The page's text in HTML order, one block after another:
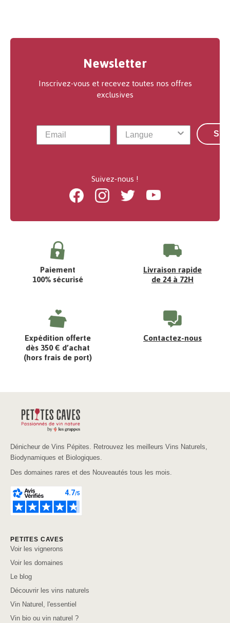
Newsletter
Inscrivez-vous et recevez toutes nos offres
exclusives
Suivez-nous !
FacebookInstagramTwitter Youtube
Paiement
100% sécurisé
Livraison rapide
de 24 à 72H
Expédition offerte
dès 350 € d’achat
(hors frais de port)
Contactez-nous
Dénicheur de Vins Pépites. Retrouvez les meilleurs Vins Naturels,
Biodynamiques et Biologiques.
Des domaines rares et des Nouveautés tous les mois.
PETITES CAVES
Voir les vignerons
Voir les domaines
Le blog
Découvrir les vins naturels
Vin Naturel, l'essentiel
Vin bio ou vin naturel ?